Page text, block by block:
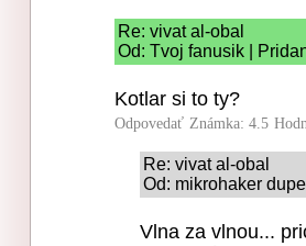
Re: vivat al-obal
Od: Tvoj fanusik |
Kotlar si to ty?
Odpovedať Známka: 4.5
Re: vivat al-obal
Od: mikrohaker
Vlna za vlnou...